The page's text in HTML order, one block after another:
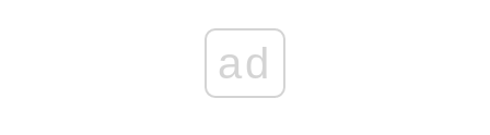
ad